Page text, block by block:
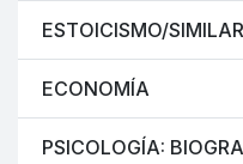
ESTOICISMO/
ECONOMÍA
PSICOLOGÍA: